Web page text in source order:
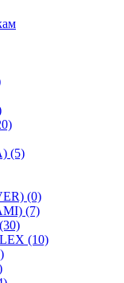
(5)
(0)
(7)
(30)
(10)